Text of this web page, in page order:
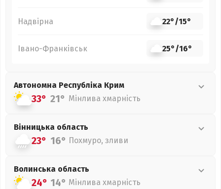
Надвірна 22°/15°
Івано-Франківськ 25°/16°
Автономна Республіка Крим
33° 21° Мінлива хмарність
Вінницька область
23° 16° Похмуро, зливи
Волинська область
24° 14° Мінлива хмарність